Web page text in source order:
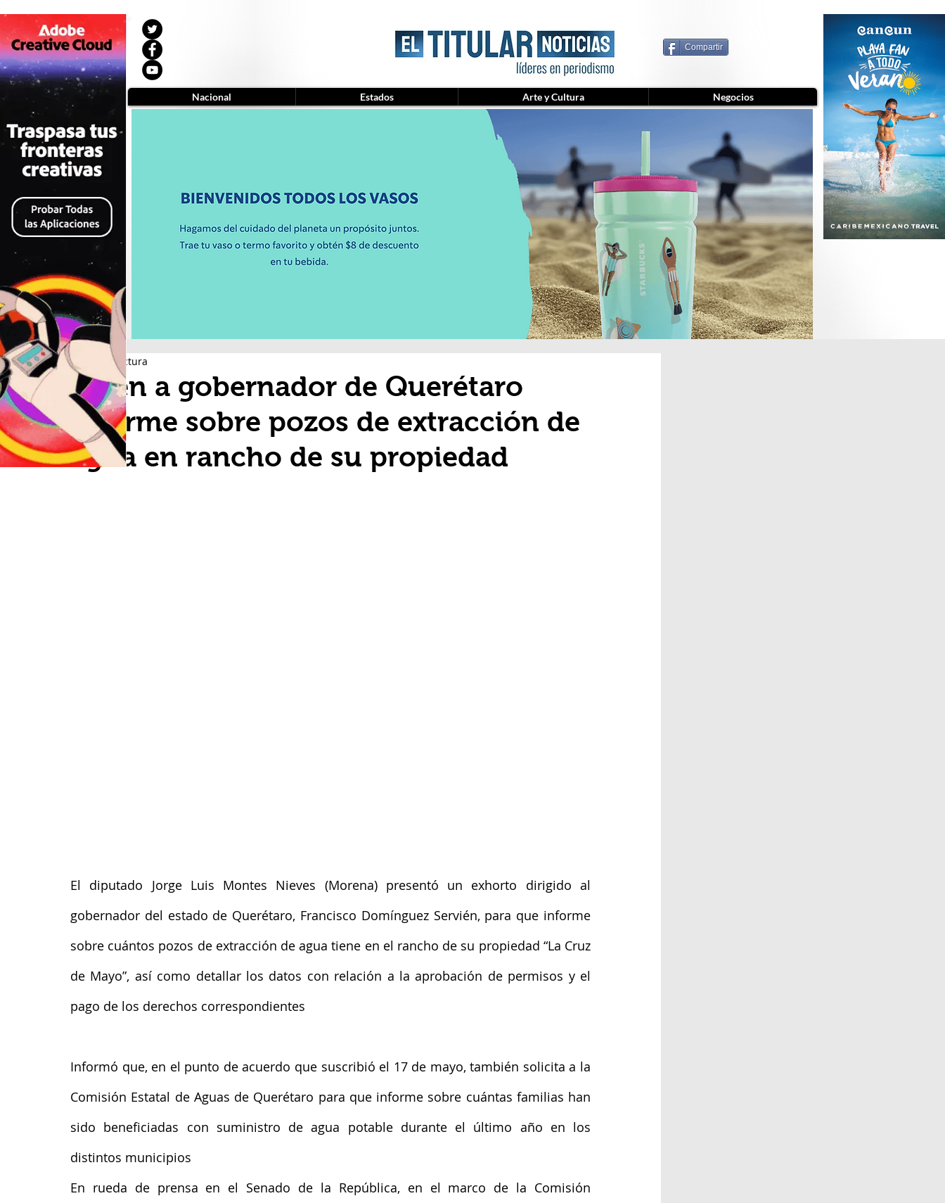
Compartir
Piden a gobernador de Querétaro
informe sobre pozos de extracción de
agua en rancho de su propiedad
2 min de lectura
El diputado Jorge Luis Montes Nieves (Morena) presentó un exhorto dirigido al
gobernador del estado de Querétaro, Francisco Domínguez Servién, para que informe
sobre cuántos pozos de extracción de agua tiene en el rancho de su propiedad “La Cruz
de Mayo”, así como detallar los datos con relación a la aprobación de permisos y el
pago de los derechos correspondientes
Informó que, en el punto de acuerdo que suscribió el 17 de mayo, también solicita a la
Comisión Estatal de Aguas de Querétaro para que informe sobre cuántas familias han
sido beneficiadas con suministro de agua potable durante el último año en los
distintos municipios
En rueda de prensa en el Senado de la República, en el marco de la Comisión
Nacional Estados Arte y Cultura Negocios